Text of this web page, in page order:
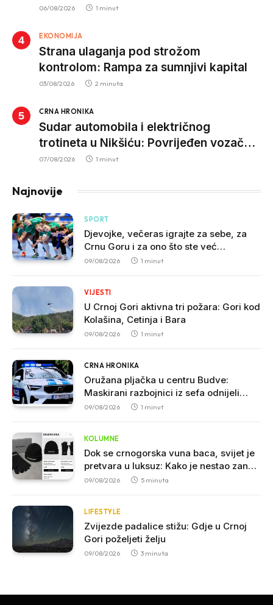
za izvršenje terorističkih djela
06/08/2026 1 minut
EKONOMIJA
Strana ulaganja pod strožom
kontrolom: Rampa za sumnjivi kapital
03/08/2026 2 minuta
CRNA HRONIKA
Sudar automobila i električnog
trotineta u Nikšiću: Povrijeđen vozač
trotineta, prebačen u bolnicu
07/08/2026 1 minut
Najnovije
SPORT
Djevojke, večeras igrajte za sebe, za
Crnu Goru i za ono što ste već
napravile!
09/08/2026 1 minut
VIJESTI
U Crnoj Gori aktivna tri požara: Gori kod
Kolašina, Cetinja i Bara
09/08/2026 1 minut
CRNA HRONIKA
Oružana pljačka u centru Budve:
Maskirani razbojnici iz sefa odnijeli
veliku sumu novca
09/08/2026 1 minut
KOLUMNE
Dok se crnogorska vuna baca, svijet je
pretvara u luksuz: Kako je nestao zanat
koji je nekada hranio sjever
09/08/2026 5 minuta
LIFESTYLE
Zvijezde padalice stižu: Gdje u Crnoj
Gori poželjeti želju
09/08/2026 3 minuta